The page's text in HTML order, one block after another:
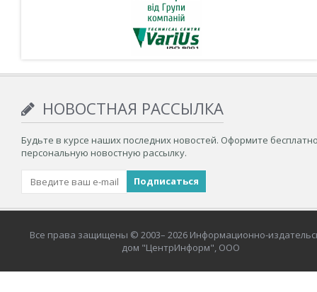
НОВОСТНАЯ РАССЫЛКА
Будьте в курсе наших последних новостей. Оформите
персональную новостную рассылку.
Все права защищены © 2003– 2026 Информационно-
дом "ЦентрИнформ", ООО